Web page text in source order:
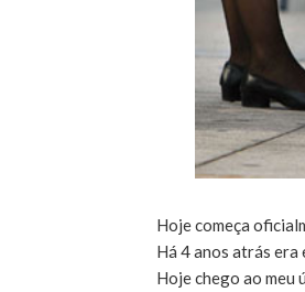
Hoje começa
Há 4 anos atrás era
Hoje chego ao meu